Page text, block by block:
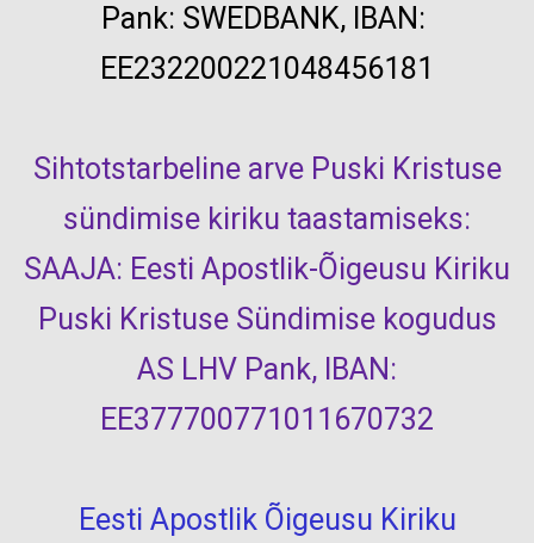
Pank: SWEDBANK, IBAN:
EE232200221048456181
Sihtotstarbeline arve Puski Kristuse
sündimise kiriku taastamiseks:
SAAJA: Eesti Apostlik-Õigeusu Kiriku
Puski Kristuse Sündimise kogudus
AS LHV Pank, IBAN:
EE377700771011670732
Eesti Apostlik Õigeusu Kiriku